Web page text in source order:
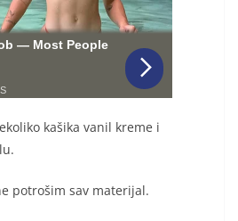
kašika vanil kreme i
potrošim sav materijal.